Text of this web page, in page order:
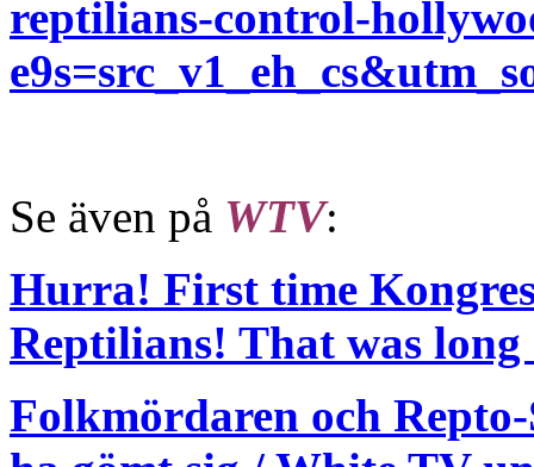
reptilians-control-
Se även på WTV:
Hurra! First time
Reptilians! That was long
Folkmördaren och